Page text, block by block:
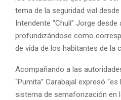
tema de la seguridad vial
Intendente “Chuli” Jorge
profundizándose como
de vida de los habitantes de la
Acompañando a las
“Pumita” Carabajal expresó
sistema de semaforización en